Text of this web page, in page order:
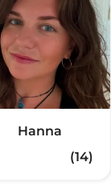
Hanna
(14)